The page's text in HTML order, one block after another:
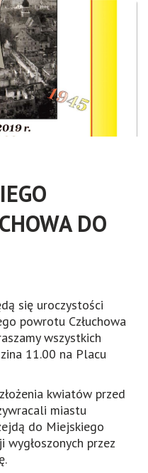
DO
się uroczystości
powrotu Człuchowa
wszystkich
11.00 na Placu
kwiatów przed
miastu
do Miejskiego
przez